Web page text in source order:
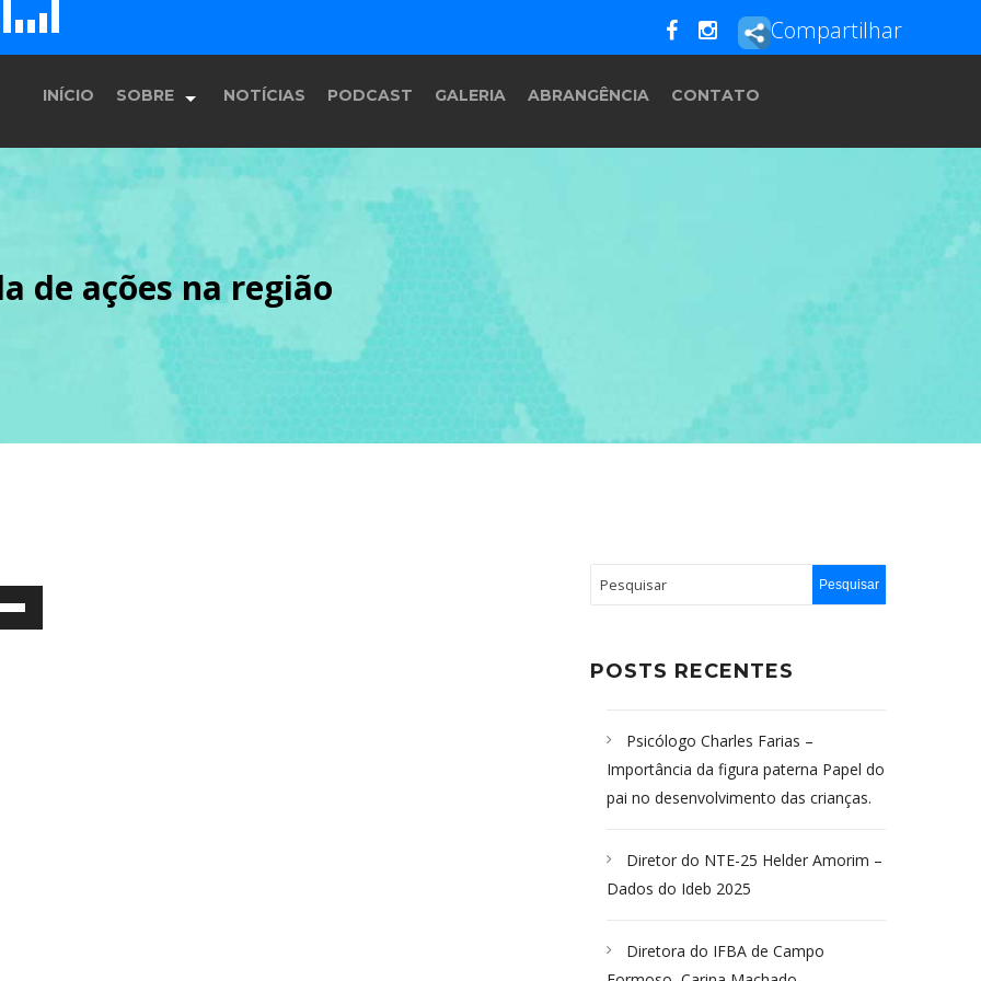
DE F G Compartilhar
INÍCIO SOBRE
História
Equipe
Programação
NOTÍCIAS PODCAST GALERIA ABRANGÊNCIA CONTATO
de ações na região
POSTS RECENTES
Psicólogo Charles Farias –
Importância da figura paterna Papel do
pai no desenvolvimento das crianças.
Diretor do NTE-25 Helder Amorim –
Dados do Ideb 2025
Diretora do IFBA de Campo